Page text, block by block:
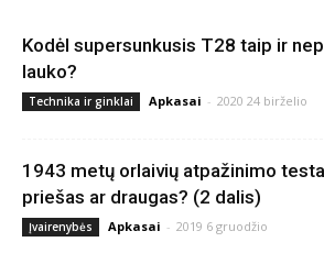
Kodėl supersunkusis T28 taip ir
lauko?
Technika ir ginklai Apkasai - 2020 24 birželio
1943 metų orlaivių atpažinimo
priešas ar draugas? (2 dalis)
Įvairenybės Apkasai - 2019 6 gruodžio